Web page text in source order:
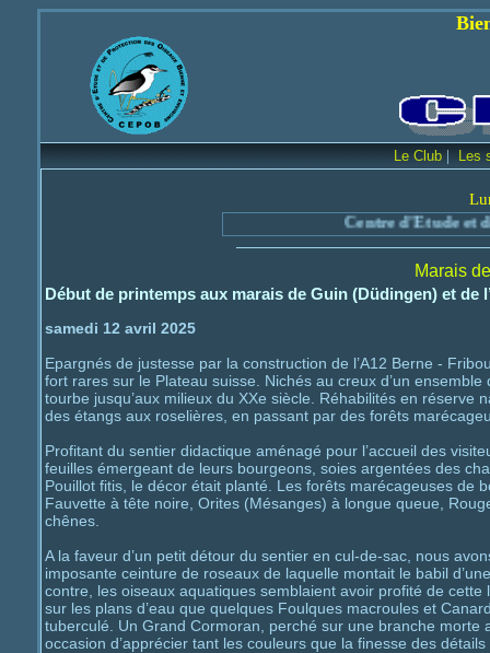
Bienvenue sur le
Le Club | Les
Centre d'Etude et de Protection
Marais
Début de printemps aux marais de Guin (Düdingen) et de
samedi 12 avril 2025
Epargnés de justesse par la construction de l’A12 Berne -
fort rares sur le Plateau suisse. Nichés au creux d’un
tourbe jusqu’aux milieux du XXe siècle. Réhabilités en réserve
des étangs aux roselières, en passant par des forêts
Profitant du sentier didactique aménagé pour l’accueil des
feuilles émergeant de leurs bourgeons, soies argentées des
Pouillot fitis, le décor était planté. Les forêts marécageuses de
Fauvette à tête noire, Orites (Mésanges) à longue queue,
chênes.
A la faveur d’un petit détour du sentier en cul-de-sac, nous
imposante ceinture de roseaux de laquelle montait le babil
contre, les oiseaux aquatiques semblaient avoir profité de
sur les plans d’eau que quelques Foulques macroules et
tuberculé. Un Grand Cormoran, perché sur une branche
occasion d’apprécier tant les couleurs que la finesse des